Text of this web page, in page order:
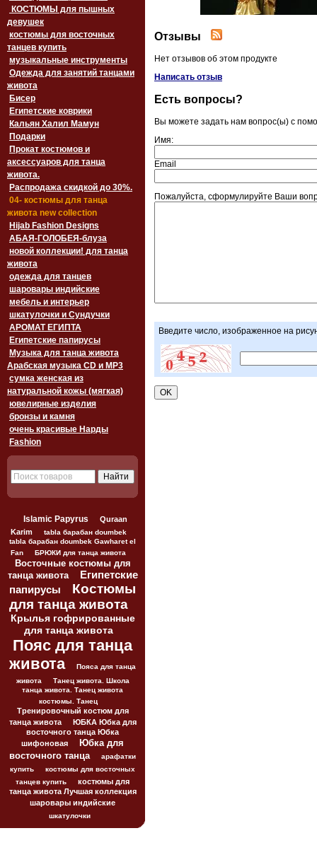
девушек
костюмы для восточных
танцев купить
музыкальные инструменты
Одежда для занятий танцами
живота
Бисер
Египетские коврики
Кальян Халил Мамун
Подарки
Прокат костюмов и
аксессуаров для танца
живота.
Распродажа скидкой до 30%.
04- костюмы для танца
живота new collection
Hijab Fashion Designs
АБАЯ-ГОЛОБЕЯ-блуза
новой коллекции! для танца
живота
одежда для танцев
шаровары индийские
мебель и интерьер
шкатулочки и Сундучки
АРОМАТ ЕГИПТА
Египетские папирусы
Музыка для танца живота
Арабская музыка CD и MP3
сумка женская из
натуральной кожы (мягкая)
ювелирные изделия
бронзы и камня
очень красивые Нарды
Fashion
Islamic Papyrus
Quraan
Karim
tabla барабан doumbek
tabla барабан doumbek Gawharet el
Fan
БРЮКИ для танца живота
Восточные костюмы для
танца живота
Египетские
папирусы
Костюмы
для танца живота
Крылья гофрированные
для танца живота
Пояс для танца
живота
Пояса для танца
живота
Танец живота. Школа
танца живота. Танец живота
костюмы. Танец
Тренировочный костюм для
танца живота
ЮБКА Юбка для
восточного танца Юбка
шифоновая
Юбка для
восточного танца
арафатки
купить
костюмы для восточных
танцев купить
костюмы для
танца живота Лучшая коллекция
шаровары индийские
шкатулочки
Отзывы
Нет отзывов об этом продукте
Написать отзыв
Есть вопросы?
Вы можете задать нам вопрос(ы) с
Имя:
Email
Пожалуйста, сформулируйте Ваши
Введите число, изображенное на